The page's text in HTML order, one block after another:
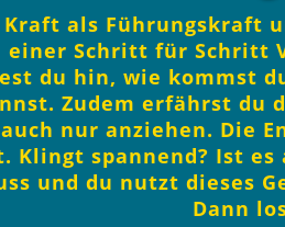
als Führungskraft
Schritt für Schritt
du hin, wie kommst
Zudem erfährst
nur anziehen. Die
spannend? Ist es
und du nutzt dieses
Dann